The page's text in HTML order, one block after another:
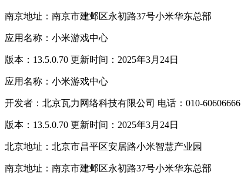
南京地址：南京市建邺区永初路37号小米华东总部
应用名称：小米游戏中心
版本：13.5.0.70 更新时间：2025年3月24日
应用名称：小米游戏中心
开发者：北京瓦力网络科技有限公司 电话：010-60606666
版本：13.5.0.70 更新时间：2025年3月24日
北京地址：北京市昌平区安居路小米智慧产业园
南京地址：南京市建邺区永初路37号小米华东总部